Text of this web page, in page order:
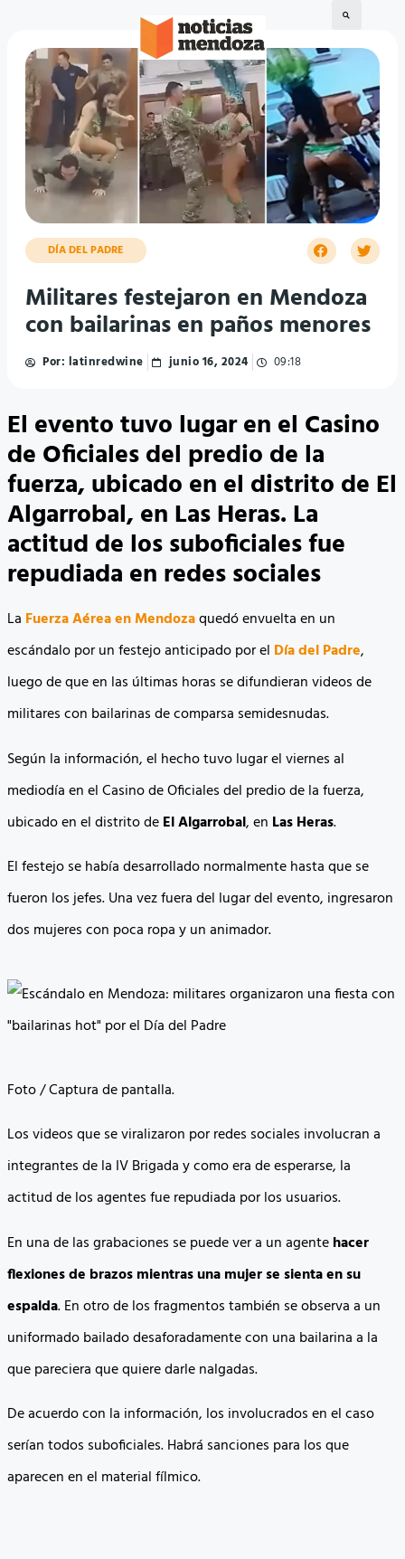
DÍA DEL PADRE
Militares festejaron en Mendoza
con bailarinas en paños menores
Por: latinredwine junio 16, 2024 09:18
El evento tuvo lugar en el Casino
de Oficiales del predio de la
fuerza, ubicado en el distrito de El
Algarrobal, en Las Heras. La
actitud de los suboficiales fue
repudiada en redes sociales
La Fuerza Aérea en Mendozaquedó envuelta en un
escándalo por un festejo anticipado por el Día del Padre,
luego de que en las últimas horas se difundieran videos de
militares con bailarinas de comparsa semidesnudas.
Según la información, el hecho tuvo lugar el viernes al
mediodía en el Casino de Oficiales del predio de la fuerza,
ubicado en el distrito deEl Algarrobal, en Las Heras.
El festejo se había desarrollado normalmente hasta que se
fueron los jefes. Una vez fuera del lugar del evento, ingresaron
dos mujeres con poca ropa y un animador.
Foto / Captura de pantalla.
Los videos que se viralizaron por redes sociales involucran a
integrantes de la IV Brigada y como era de esperarse, la
actitud de los agentes fue repudiada por los usuarios.
En una de las grabaciones se puede ver a un agentehacer
flexiones de brazos mientras una mujer se sienta en su
espalda. En otro de los fragmentos también se observa a un
uniformado bailado desaforadamente con una bailarina a la
que pareciera que quiere darle nalgadas.
De acuerdo con la información, los involucrados en el caso
serían todos suboficiales. Habrá sanciones para los que
aparecen en el material fílmico.